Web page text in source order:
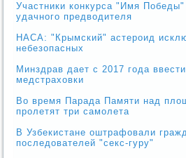
Участники конкурса "Имя Победы"
удачного предводителя
НАСА: "Крымский" астероид
небезопасных
Минздрав дает с 2017 года
медстраховки
Во время Парада Памяти над
пролетят три самолета
В Узбекистане оштрафовали
последователей "секс-гуру"